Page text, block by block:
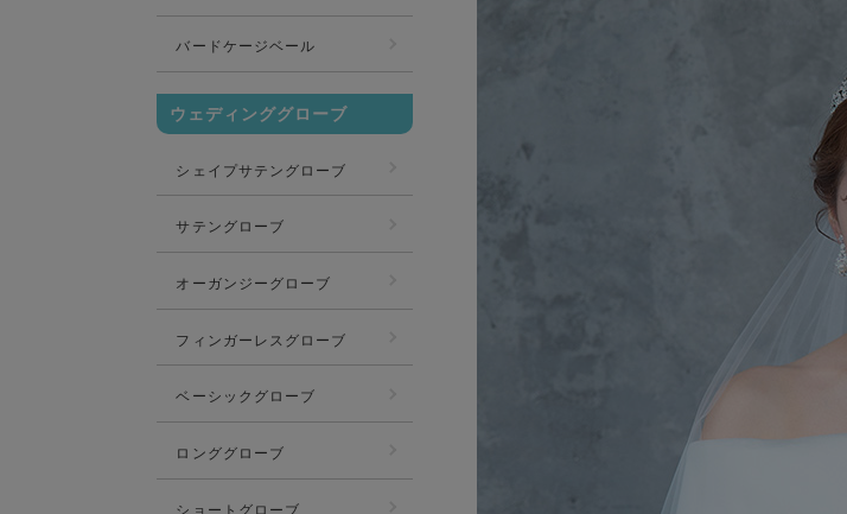
バードケージベール
ウェディンググローブ
シェイプサテングローブ
サテングローブ
オーガンジーグローブ
フィンガーレスグローブ
ベーシックグローブ
ロンググローブ
ショートグローブ